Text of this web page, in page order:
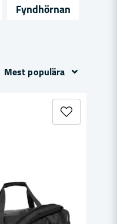
Fyndhörnan
Mest populära